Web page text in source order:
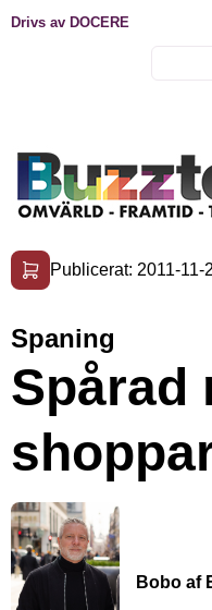
Drivs av DOCERE
Publicerat: 2011-11-
Spaning
Spårad
Bobo af